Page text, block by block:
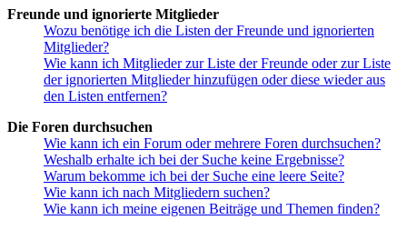
Freunde und ignorierte Mitglieder
Wozu benötige ich die Listen der Freunde und ignorierten
Mitglieder?
Wie kann ich Mitglieder zur Liste der Freunde oder zur Liste
der ignorierten Mitglieder hinzufügen oder diese wieder aus
den Listen entfernen?
Die Foren durchsuchen
Wie kann ich ein Forum oder mehrere Foren durchsuchen?
Weshalb erhalte ich bei der Suche keine Ergebnisse?
Warum bekomme ich bei der Suche eine leere Seite?
Wie kann ich nach Mitgliedern suchen?
Wie kann ich meine eigenen Beiträge und Themen finden?